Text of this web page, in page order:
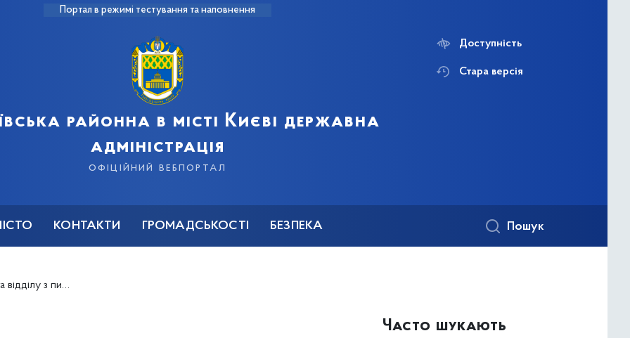
Портал в режимі тестування та наповнення
районна в місті Києві державна
адміністрація
офіційний вебпортал
Доступність
Стара версія
КОНТАКТИ ГРОМАДСЬКОСТІ БЕЗПЕКА Пошук
районної в місті Києві державної адміністрації
Часто шукають